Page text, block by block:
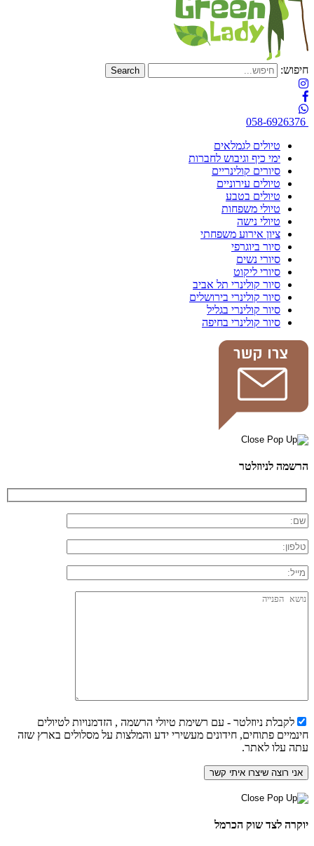
חיפוש:
058-6926376
טיולים לגמלאים
ימי כיף וגיבוש לחברות
סיורים קולינריים
טיולים עירוניים
טיולים בטבע
טיולי משפחות
טיולי נישה
ציון אירוע משפחתי
סיור ביוגרפי
סיורי נשים
סיורי ליקוט
סיור קולינרי תל אביב
סיור קולינרי בירושלים
סיור קולינרי בגליל
סיור קולינרי בחיפה
הרשמה לניוזלטר
לקבלת ניוזלטר - עם רשימת טיולי הרשמה , הזדמנויות לטיולים
חינמיים פתוחים, חידונים מעשירי ידע והמלצות על מסלולים בארץ שזה
עתה עלו לאתר.
יוקרה לצד שוק הכרמל